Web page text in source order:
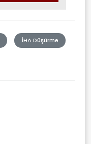
İHA Düşürme